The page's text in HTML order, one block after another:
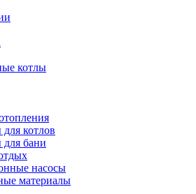
котлы
котлов
для бани
насосы
материалы